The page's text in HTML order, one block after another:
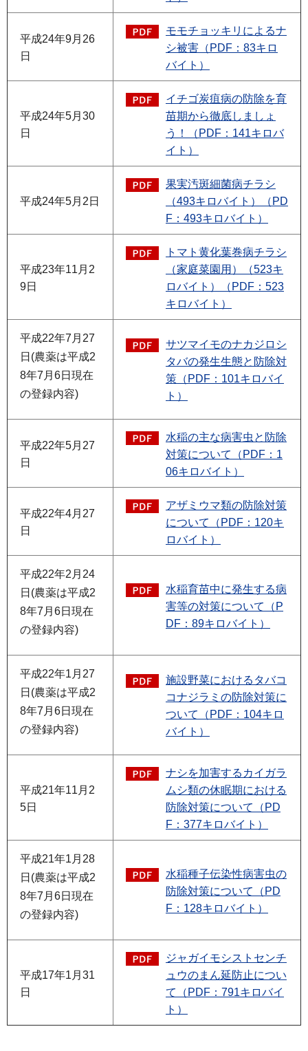
平成24年9月26
日
モモチョッキリによるナ
シ被害（PDF：83キロ
バイト）
平成24年5月30
日
イチゴ炭疽病の防除を育
苗期から徹底しましょ
う！（PDF：141キロバ
イト）
平成24年5月2日
果実汚斑細菌病チラシ
（493キロバイト）（PD
F：493キロバイト）
平成23年11月2
9日
トマト黄化葉巻病チラシ
（家庭菜園用）（523キ
ロバイト）（PDF：523
キロバイト）
平成22年7月27
日(農薬は平成2
8年7月6日現在
の登録内容)
サツマイモのナカジロシ
タバの発生生態と防除対
策（PDF：101キロバイ
ト）
平成22年5月27
日
水稲の主な病害虫と防除
対策について（PDF：1
06キロバイト）
平成22年4月27
日
アザミウマ類の防除対策
について（PDF：120キ
ロバイト）
平成22年2月24
日(農薬は平成2
8年7月6日現在
の登録内容)
水稲育苗中に発生する病
害等の対策について（P
DF：89キロバイト）
平成22年1月27
日(農薬は平成2
8年7月6日現在
の登録内容)
施設野菜におけるタバコ
コナジラミの防除対策に
ついて（PDF：104キロ
バイト）
平成21年11月2
5日
ナシを加害するカイガラ
ムシ類の休眠期における
防除対策について（PD
F：377キロバイト）
平成21年1月28
日(農薬は平成2
8年7月6日現在
の登録内容)
水稲種子伝染性病害虫の
防除対策について（PD
F：128キロバイト）
平成17年1月31
日
ジャガイモシストセンチ
ュウのまん延防止につい
て（PDF：791キロバイ
ト）